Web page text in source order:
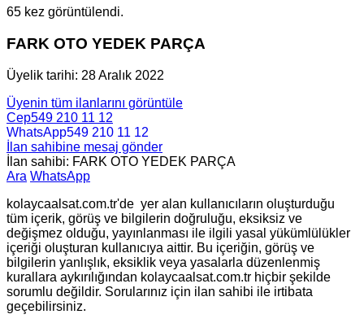
65 kez görüntülendi.
FARK OTO YEDEK PARÇA
Üyelik tarihi: 28 Aralık 2022
Üyenin tüm ilanlarını görüntüle
Cep549 210 11 12
WhatsApp549 210 11 12
İlan sahibine mesaj gönder
İlan sahibi: FARK OTO YEDEK PARÇA
Ara WhatsApp
kolaycaalsat.com.tr'de yer alan kullanıcıların oluşturduğu
tüm içerik, görüş ve bilgilerin doğruluğu, eksiksiz ve
değişmez olduğu, yayınlanması ile ilgili yasal yükümlülükler
içeriği oluşturan kullanıcıya aittir. Bu içeriğin, görüş ve
bilgilerin yanlışlık, eksiklik veya yasalarla düzenlenmiş
kurallara aykırılığından kolaycaalsat.com.tr hiçbir şekilde
sorumlu değildir. Sorularınız için ilan sahibi ile irtibata
geçebilirsiniz.